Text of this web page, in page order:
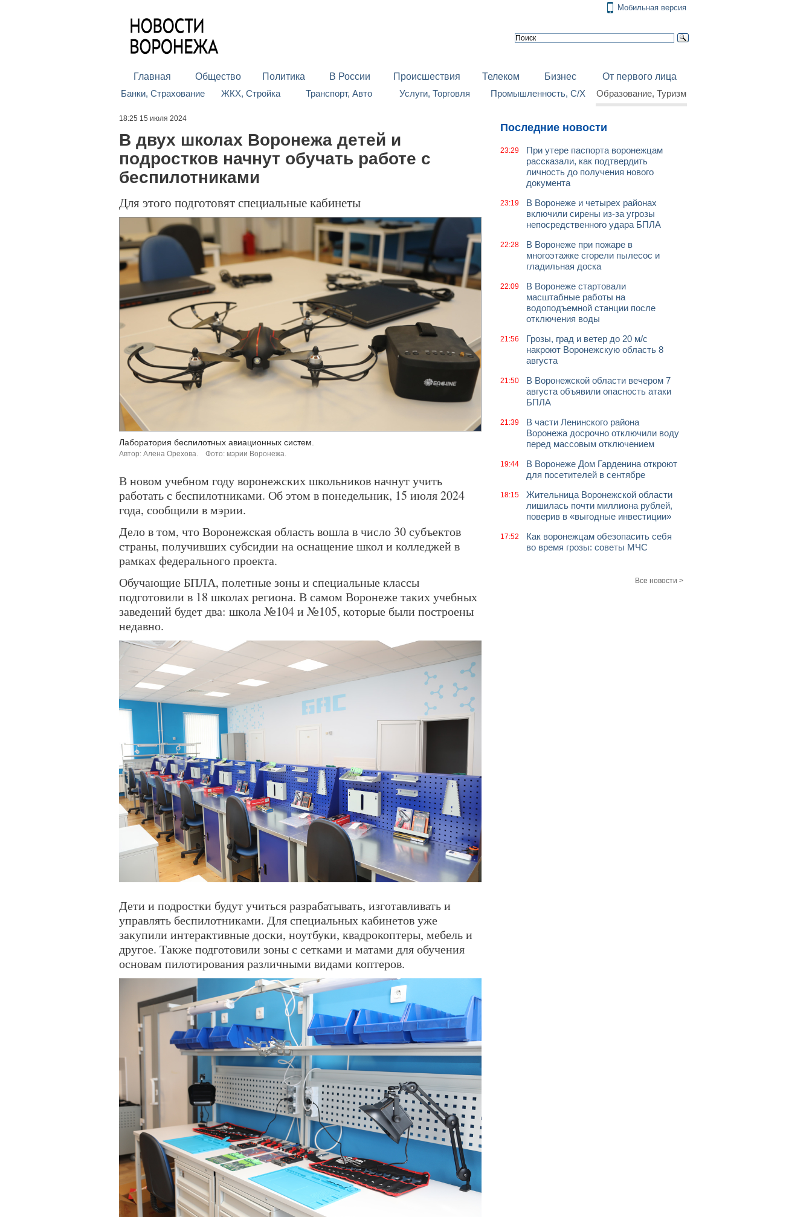
Мобильная версия
Главная Общество Политика В России Происшествия Телеком Бизнес
От первого лица
Банки, Страхование
ЖКХ, Стройка Транспорт, Авто Услуги, Торговля Промышленность, С/Х Образование, Туризм
18:25 15 июля 2024
В двух школах Воронежа детей и
подростков начнут обучать работе с
беспилотниками
Для этого подготовят специальные кабинеты
Лаборатория беспилотных авиационных систем.
Автор: Алена Орехова. Фото: мэрии Воронежа.
В новом учебном году воронежских школьников начнут учить
работать с беспилотниками. Об этом в понедельник, 15 июля 2024
года, сообщили в мэрии.
Дело в том, что Воронежская область вошла в число 30 субъектов
страны, получивших субсидии на оснащение школ и колледжей в
рамках федерального проекта.
Обучающие БПЛА, полетные зоны и специальные классы
подготовили в 18 школах региона. В самом Воронеже таких учебных
заведений будет два: школа №104 и №105, которые были построены
недавно.
Дети и подростки будут учиться разрабатывать, изготавливать и
управлять беспилотниками. Для специальных кабинетов уже
закупили интерактивные доски, ноутбуки, квадрокоптеры, мебель и
другое. Также подготовили зоны с сетками и матами для обучения
основам пилотирования различными видами коптеров.
Последние новости
23:29
При утере паспорта воронежцам
рассказали, как подтвердить
личность до получения нового
документа
23:19
В Воронеже и четырех районах
включили сирены из-за угрозы
непосредственного удара БПЛА
22:28
В Воронеже при пожаре в
многоэтажке сгорели пылесос и
гладильная доска
22:09
В Воронеже стартовали
масштабные работы на
водоподъемной станции после
отключения воды
21:56
Грозы, град и ветер до 20 м/с
накроют Воронежскую область 8
августа
21:50
В Воронежской области вечером 7
августа объявили опасность атаки
БПЛА
21:39
В части Ленинского района
Воронежа досрочно отключили воду
перед массовым отключением
19:44
В Воронеже Дом Гарденина откроют
для посетителей в сентябре
18:15
Жительница Воронежской области
лишилась почти миллиона рублей,
поверив в «выгодные инвестиции»
17:52
Как воронежцам обезопасить себя
во время грозы: советы МЧС
Все новости >